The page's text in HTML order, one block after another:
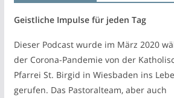
Geistliche Impulse für jeden Tag
Dieser Podcast wurde im März 2020
der Corona-Pandemie von der
Pfarrei St. Birgid in Wiesbaden ins
gerufen. Das Pastoralteam, aber auch